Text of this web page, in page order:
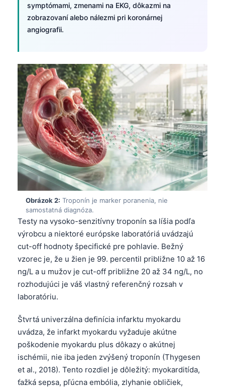
symptómami, zmenami na EKG, dôkazmi na
zobrazovaní alebo nálezmi pri koronárnej
angiografii.
Obrázok 2: Troponín je marker poranenia, nie
samostatná diagnóza.
Testy na vysoko-senzitívny troponín sa líšia podľa
výrobcu a niektoré európske laboratóriá uvádzajú
cut-off hodnoty špecifické pre pohlavie. Bežný
vzorec je, že u žien je 99. percentil približne 10 až 16
ng/L a u mužov je cut-off približne 20 až 34 ng/L, no
rozhodujúci je váš vlastný referenčný rozsah v
laboratóriu.
Štvrtá univerzálna definícia infarktu myokardu
uvádza, že infarkt myokardu vyžaduje akútne
poškodenie myokardu plus dôkazy o akútnej
ischémii, nie iba jeden zvýšený troponín (Thygesen
et al., 2018). Tento rozdiel je dôležitý: myokarditída,
ťažká sepsa, pľúcna embólia, zlyhanie obličiek,